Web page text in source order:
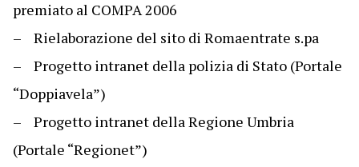
premiato al COMPA 2006
– Rielaborazione del sito di Romaentrate s.pa
– Progetto intranet della polizia di Stato (Portale
“Doppiavela”)
– Progetto intranet della Regione Umbria
(Portale “Regionet”)